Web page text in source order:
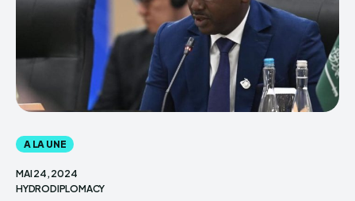
A LA UNE
MAI 24, 2024
HYDRODIPLOMACY